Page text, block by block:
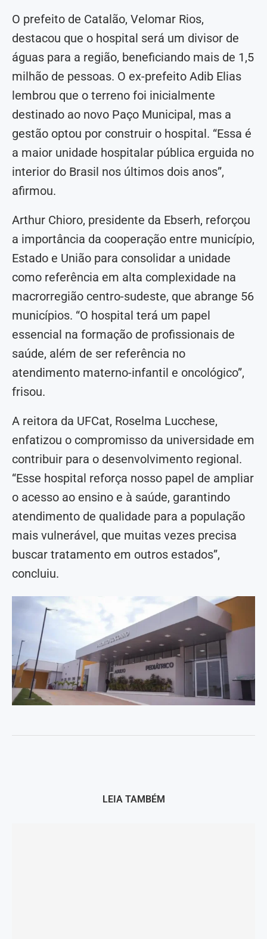
O prefeito de Catalão, Velomar Rios,
destacou que o hospital será um divisor de
águas para a região, beneficiando mais de 1,5
milhão de pessoas. O ex-prefeito Adib Elias
lembrou que o terreno foi inicialmente
destinado ao novo Paço Municipal, mas a
gestão optou por construir o hospital. “Essa é
a maior unidade hospitalar pública erguida no
interior do Brasil nos últimos dois anos”,
afirmou.
Arthur Chioro, presidente da Ebserh, reforçou
a importância da cooperação entre município,
Estado e União para consolidar a unidade
como referência em alta complexidade na
macrorregião centro-sudeste, que abrange 56
municípios. “O hospital terá um papel
essencial na formação de profissionais de
saúde, além de ser referência no
atendimento materno-infantil e oncológico”,
frisou.
A reitora da UFCat, Roselma Lucchese,
enfatizou o compromisso da universidade em
contribuir para o desenvolvimento regional.
“Esse hospital reforça nosso papel de ampliar
o acesso ao ensino e à saúde, garantindo
atendimento de qualidade para a população
mais vulnerável, que muitas vezes precisa
buscar tratamento em outros estados”,
concluiu.
LEIA TAMBÉM